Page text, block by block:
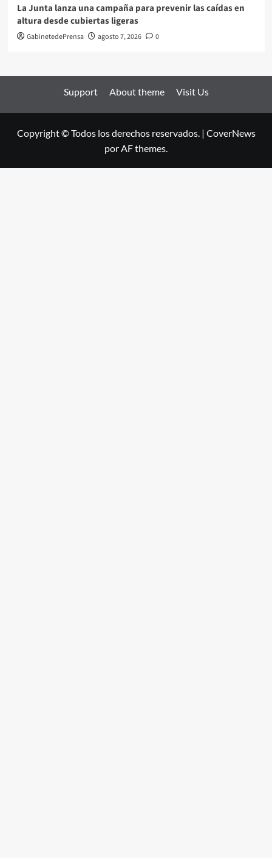
La Junta lanza una campaña para prevenir las caídas en
altura desde cubiertas ligeras
GabinetedePrensa agosto 7, 2026 0
Support About theme Visit Us
Copyright © Todos los derechos reservados. | CoverNews
por AF themes.